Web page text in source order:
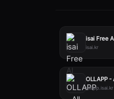
isai Free
isai.kr
OLLAPP -
ollapp.isai.kr